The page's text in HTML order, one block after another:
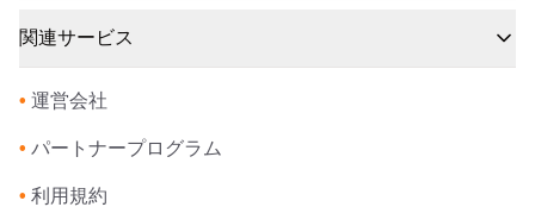
関連サービス
• 運営会社
• パートナープログラム
• 利用規約